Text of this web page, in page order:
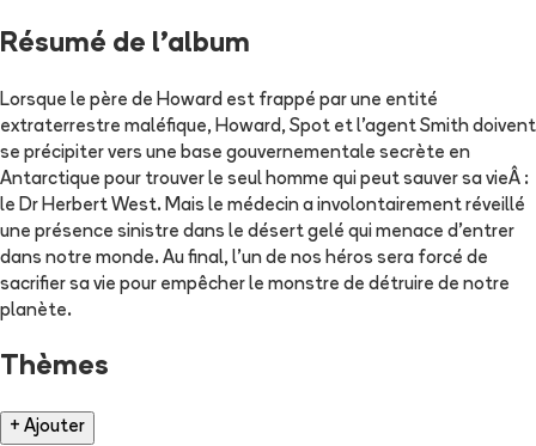
Résumé de l'album
Lorsque le père de Howard est frappé par une entité
extraterrestre maléfique, Howard, Spot et l'agent Smith doivent
se précipiter vers une base gouvernementale secrète en
Antarctique pour trouver le seul homme qui peut sauver sa vieÂ :
le Dr Herbert West. Mais le médecin a involontairement réveillé
une présence sinistre dans le désert gelé qui menace d'entrer
dans notre monde. Au final, l'un de nos héros sera forcé de
sacrifier sa vie pour empêcher le monstre de détruire de notre
planète.
Thèmes
+ Ajouter